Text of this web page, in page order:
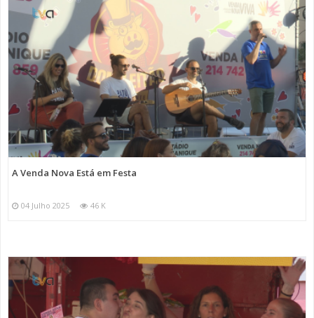
A Venda Nova Está em Festa
04 Julho 2025 46 K